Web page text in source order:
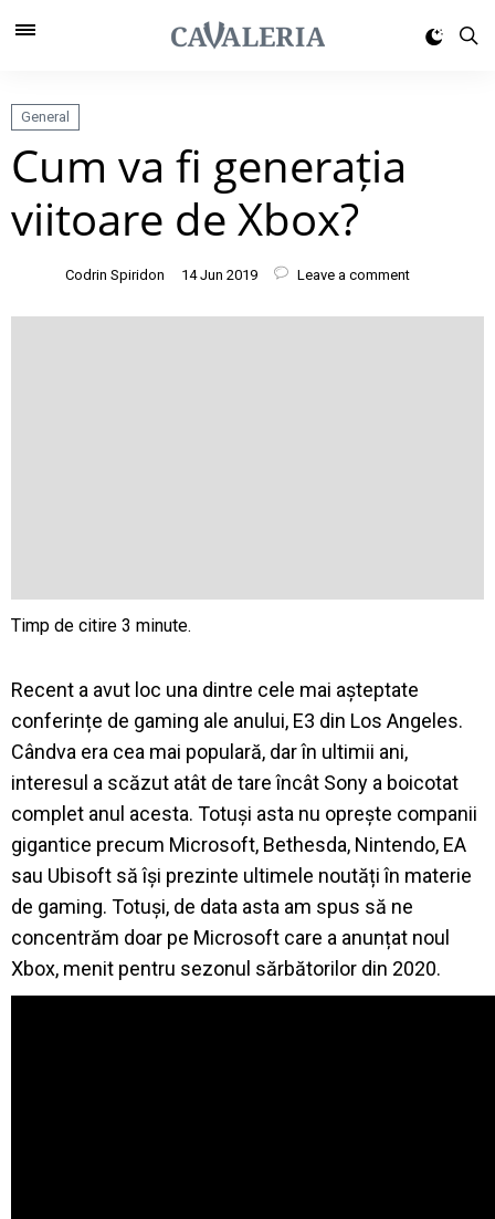
General
Cum va fi generația
viitoare de Xbox?
Codrin Spiridon 14 Jun 2019 Leave a comment
Recent a avut loc una dintre cele mai așteptate
conferințe de gaming ale anului, E3 din Los Angeles.
Cândva era cea mai populară, dar în ultimii ani,
interesul a scăzut atât de tare încât Sony a boicotat
complet anul acesta. Totuși asta nu oprește companii
gigantice precum Microsoft, Bethesda, Nintendo, EA
sau Ubisoft să își prezinte ultimele noutăți în materie
de gaming. Totuși, de data asta am spus să ne
concentrăm doar pe Microsoft care a anunțat noul
Xbox, menit pentru sezonul sărbătorilor din 2020.